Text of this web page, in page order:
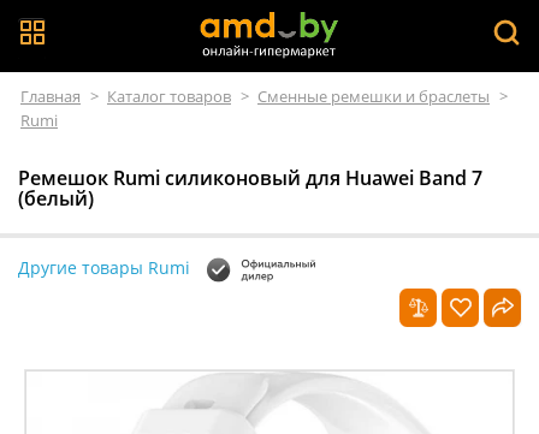
Главная > Каталог товаров > Сменные ремешки и браслеты >
Rumi
Ремешок Rumi силиконовый для Huawei Band 7
(белый)
Другие товары Rumi